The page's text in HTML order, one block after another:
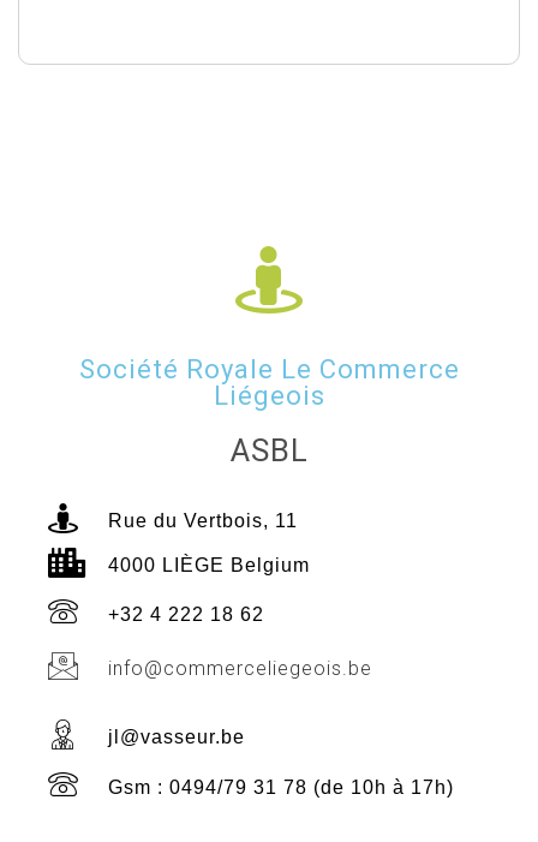
Société Royale Le Commerce
Liégeois
ASBL
Rue du Vertbois, 11
4000 LIÈGE Belgium
+32 4 222 18 62
info@commerceliegeois.be
jl@vasseur.be
Gsm : 0494/79 31 78 (de 10h à 17h)